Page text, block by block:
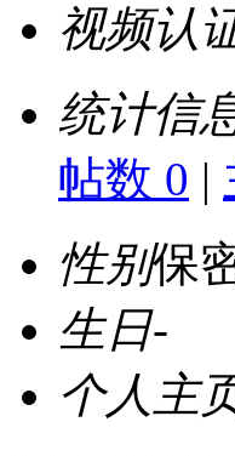
视频认
统计信
帖数 0 |
性别保
生日-
个人主